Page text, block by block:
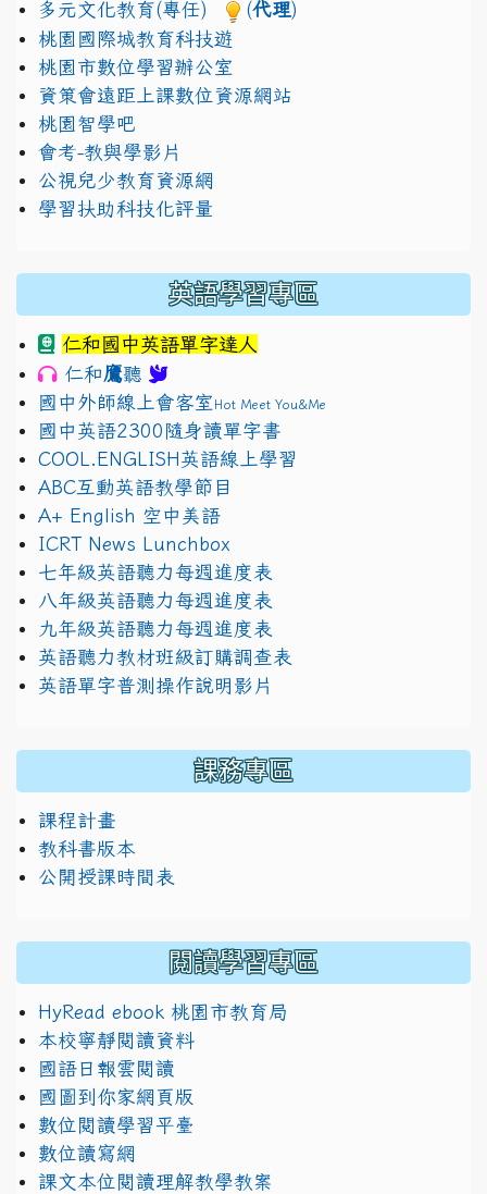
多元文化教育(專任) (代理)
桃園國際城教育科技遊
桃園市數位學習辦公室
資策會遠距上課數位資源網站
桃園智學吧
會考-教與學影片
公視兒少教育資源網
學習扶助科技化評量
英語學習專區
仁和國中英語單字達人
仁和鷹聽
國中外師線上會客室Hot Meet You&Me
國中英語2300隨身讀單字書
COOL.ENGLISH英語線上學習
ABC互動英語教學節目
A+ English 空中美語
ICRT News Lunchbox
七年級英語聽力每週進度表
八年級英語聽力每週進度表
九年級英語聽力每週進度表
英語聽力教材班級訂購調查表
英語單字普測操作說明影片
課務專區
課程計畫
教科書版本
公開授課時間表
閱讀學習專區
HyRead ebook 桃園市教育局
本校寧靜閱讀資料
國語日報雲閱讀
國圖到你家網頁版
數位閱讀學習平臺
數位讀寫網
課文本位閱讀理解教學教案